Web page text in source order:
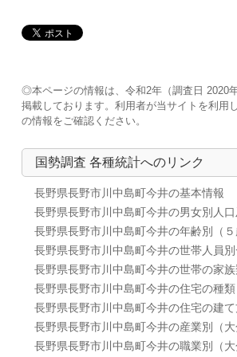
◎本ページの情報は、令和2年（調査日 2020
掲載しております。利用者が当サイトを利用
の情報をご確認ください。
国勢調査 各種統計へのリンク
長野県長野市川中島町今井の基本情報
長野県長野市川中島町今井の男女別人
長野県長野市川中島町今井の年齢別（
長野県長野市川中島町今井の世帯人員
長野県長野市川中島町今井の世帯の家
長野県長野市川中島町今井の住宅の種
長野県長野市川中島町今井の住宅の建
長野県長野市川中島町今井の産業別（
長野県長野市川中島町今井の職業別（